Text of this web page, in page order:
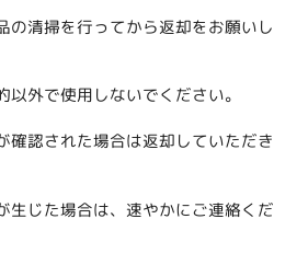
の清掃を行ってから返却をお願いし
以外で使用しないでください。
確認された場合は返却していただき
生じた場合は、速やかにご連絡くだ